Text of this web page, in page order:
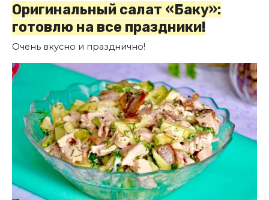
Оригинальный салат «Баку»:
готовлю на все праздники!
Очень вкусно и празднично!